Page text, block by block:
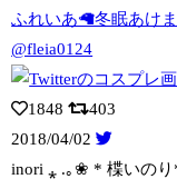
ふれいあ🦙冬眠あけ
@fleia0124
1848
403
2018/04/02
inori ⁎ .｡❀ * 楪いのり